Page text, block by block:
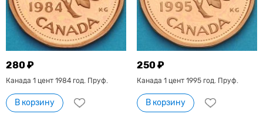
280 ₽
Канада 1 цент 1984 год. Пруф.
В корзину
250 ₽
Канада 1 цент 1995 год. Пруф.
В корзину